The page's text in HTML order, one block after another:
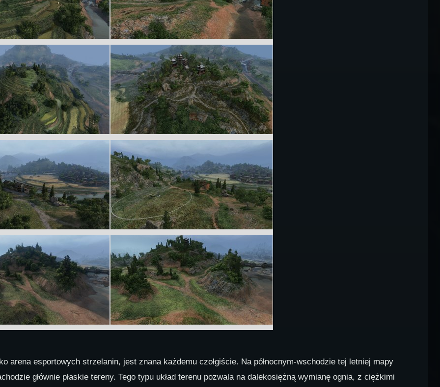
arena esportowych strzelanin, jest znana każdemu czołgiście. Na północnym-wschodzie tej letniej mapy
głównie płaskie tereny. Tego typu układ terenu pozwala na dalekosiężną wymianę ognia, z ciężkimi